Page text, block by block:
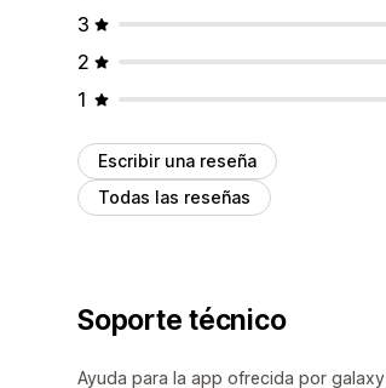
3
2
1
Escribir una reseña
Todas las reseñas
Soporte técnico
Ayuda para la app ofrecida por galaxy